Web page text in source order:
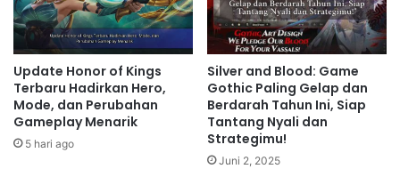
Update Honor of Kings
Terbaru Hadirkan Hero,
Mode, dan Perubahan
Gameplay Menarik
5 hari ago
Silver and Blood: Game
Gothic Paling Gelap dan
Berdarah Tahun Ini, Siap
Tantang Nyali dan
Strategimu!
Juni 2, 2025